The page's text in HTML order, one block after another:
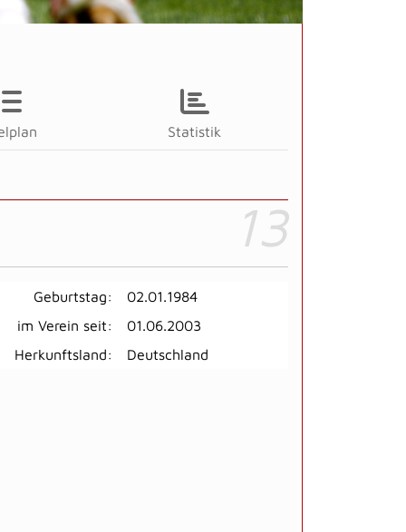
Statistik
13
Geburtstag:
02.01.1984
im Verein seit:
01.06.2003
Herkunftsland:
Deutschland